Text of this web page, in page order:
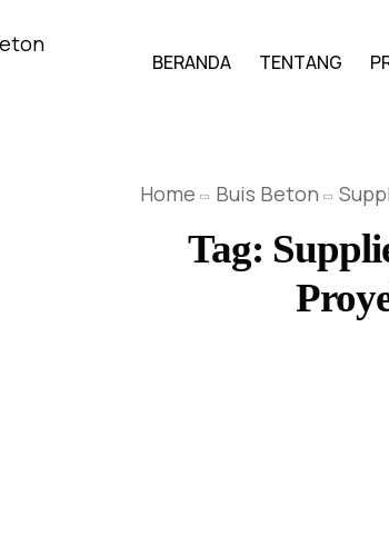
BERANDA TENTANG
Home Buis Beton
Tag: